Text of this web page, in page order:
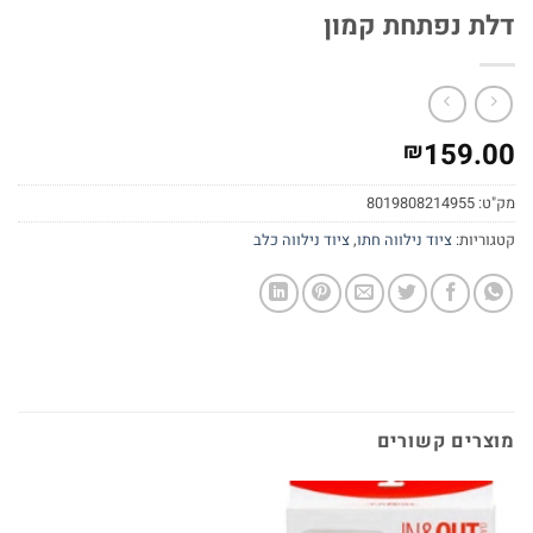
דלת נפתחת קמון
₪159.00
מק"ט: 8019808214955
קטגוריות: ציוד נילווה חתו,ציוד נילווה כלב
מוצרים קשורים